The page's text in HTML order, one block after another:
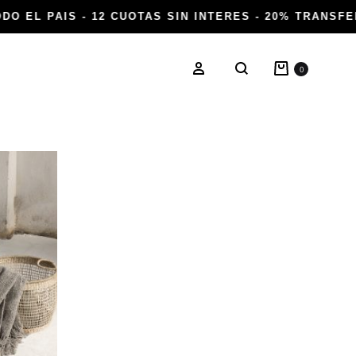
Ingresar
Buscar
Carrito
0
EL PAIS - 12 CUOTAS SIN INTERES - 20%